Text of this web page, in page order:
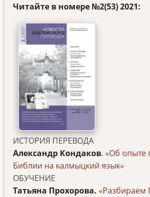
Читайте в номере №2(53) 2021:
ИСТОРИЯ ПЕРЕВОДА
Александр Кондаков. «Об опыте
Библии на калмыцкий язык»
ОБУЧЕНИЕ
Татьяна Прохорова. «Разбираем